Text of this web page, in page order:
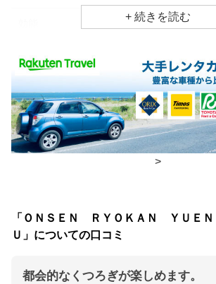
健康、ストレス、腰痛
食事場所
朝食 レストラン
夕食 レストラン
チェックイン・チェックアウト時間
チェックアウ
ト
11:00
交通アクセス
>
「ＯＮＳＥＮ ＲＹＯＫＡＮ ＹＵＥ
Ｕ」についての口コミ
都会的なくつろぎが楽しめます。